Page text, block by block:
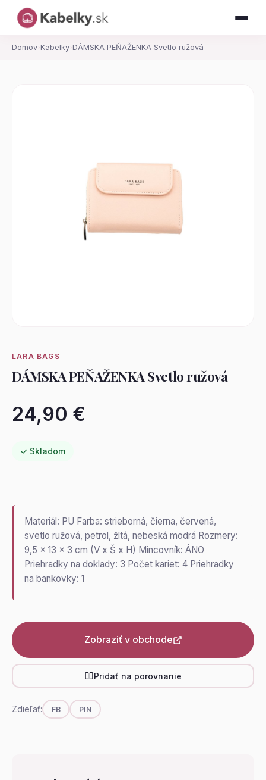
Domov› Kabelky› DÁMSKA PEŇAŽENKA Svetlo ružová
LARA BAGS
DÁMSKA PEŇAŽENKA Svetlo ružová
24,90 €
✓ Skladom
Materiál: PU Farba: strieborná, čierna, červená,
svetlo ružová, petrol, žltá, nebeská modrá Rozmery:
9,5 x 13 x 3 cm (V x Š x H) Mincovník: ÁNO
Priehradky na doklady: 3 Počet kariet: 4 Priehradky
na bankovky: 1
Zobraziť v obchode
Pridať na porovnanie
Zdieľať: FB PIN